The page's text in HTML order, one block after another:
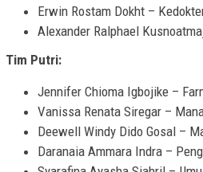
Erwin Rostam Dokht –
Alexander Ralphael
Tim Putri:
Jennifer Chioma Igbojike –
Vanissa Renata Siregar –
Deewell Windy Dido Gosal –
Daranaia Ammara Indra –